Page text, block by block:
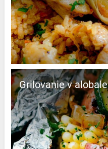
Grilovanie v alobale